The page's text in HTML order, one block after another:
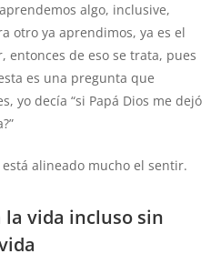
algo, inclusive,
otro ya aprendimos, ya es el
de eso se trata, pues
es una pregunta que
yo decía “si Papá Dios me dejó
está alineado mucho el sentir.
vida incluso sin